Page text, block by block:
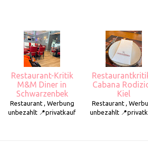
Restaurant-Kritik
M&M Diner in
Schwarzenbek
Restaurant , Werbung
unbezahlt 📍privatkauf
Cabana
Kiel
Restaurant ,
unbezahlt